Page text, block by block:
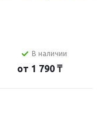
В наличии
от 1 790 ₸